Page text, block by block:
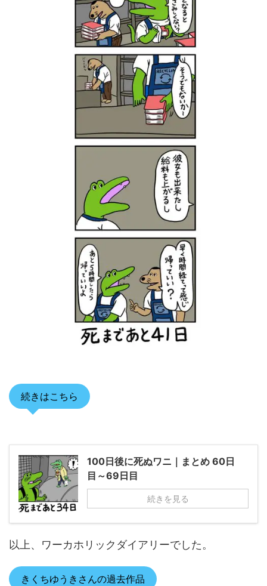
続きはこちら
100日後に死ぬワニ｜まとめ 60日
目～69日目
続きを見る
以上、ワーカホリックダイアリーでした。
きくちゆうきさんの過去作品